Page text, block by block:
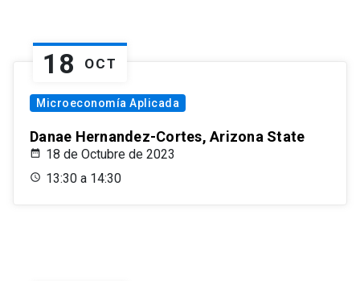
18 OCT
Microeconomía Aplicada
Danae Hernandez-Cortes, Arizona State
18 de Octubre de 2023
13:30 a 14:30